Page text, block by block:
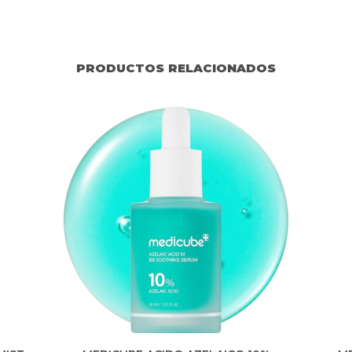
PRODUCTOS RELACIONADOS